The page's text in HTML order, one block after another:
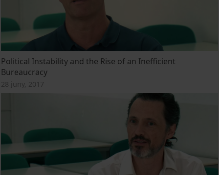
Political Instability and the Rise of an Inefficient
Bureaucracy
28 juny, 2017